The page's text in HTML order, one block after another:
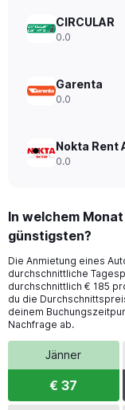
CIRCULAR
0.0
Garenta
0.0
Nokta Rent
0.0
In welchem
günstigsten?
Die Anmietung eines
durchschnittliche
durchschnittlich € 185
du die
deinem
Nachfrage ab.
Jänner
€ 37